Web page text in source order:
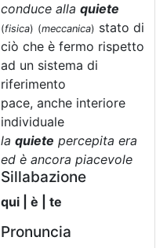
conduce alla quiete
(fisica) (meccanica) stato di
ciò che è fermo rispetto
ad un sistema di
riferimento
pace, anche interiore
individuale
la quiete percepita era
ed è ancora piacevole
Sillabazione
qui | è | te
Pronuncia